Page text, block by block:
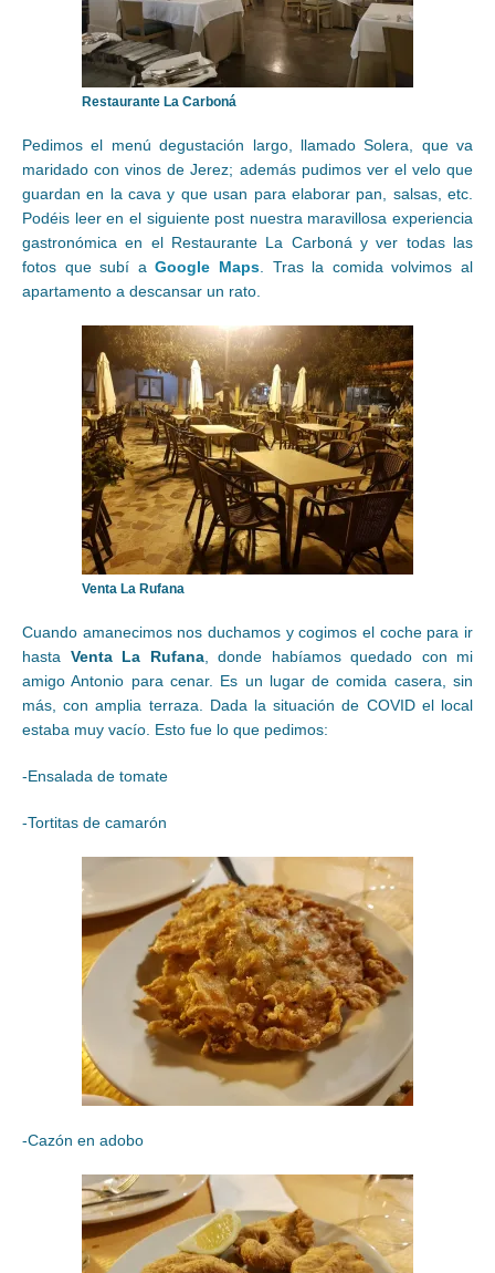
Restaurante La Carboná
Pedimos el menú degustación largo, llamado Solera, que va
maridado con vinos de Jerez; además pudimos ver el velo que
guardan en la cava y que usan para elaborar pan, salsas, etc.
Podéis leer en el siguiente post nuestra maravillosa experiencia
gastronómica en el Restaurante La Carboná y ver todas las
fotos que subí aGoogle Maps . Tras la comida volvimos al
apartamento a descansar un rato.
Venta La Rufana
Cuando amanecimos nos duchamos y cogimos el coche para ir
hasta Venta La Rufana, donde habíamos quedado con mi
amigo Antonio para cenar. Es un lugar de comida casera, sin
más, con amplia terraza. Dada la situación de COVID el local
estaba muy vacío. Esto fue lo que pedimos:
-Ensalada de tomate
-Tortitas de camarón
-Cazón en adobo